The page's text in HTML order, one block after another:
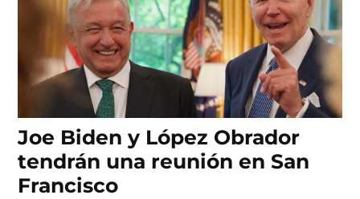
Joe Biden y López Obrador
tendrán una reunión en San
Francisco